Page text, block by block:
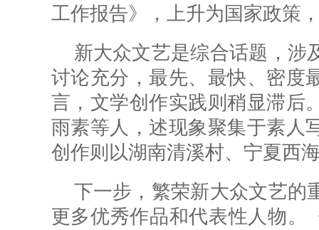
工作报告》，上升为国家政策
新大众文艺是综合话题，涉
讨论充分，最先、最快、密度
言，文学创作实践则稍显滞后
雨素等人，述现象聚集于素人
创作则以湖南清溪村、宁夏西
下一步，繁荣新大众文艺的
更多优秀作品和代表性人物。